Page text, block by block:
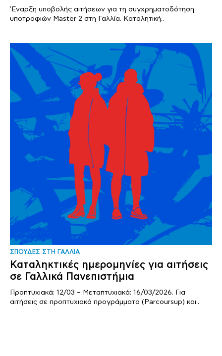
'Εναρξη υποβολής αιτήσεων για τη συγχρηματοδότηση
υποτροφιών Master 2 στη Γαλλία. Καταλητική..
ΣΠΟΥΔΕΣ ΣΤΗ ΓΑΛΛΙΑ
Καταληκτικές ημερομηνίες για αιτήσεις
σε Γαλλικά Πανεπιστήμια
Προπτυχιακά: 12/03 – Μεταπτυχιακά: 16/03/2026. Για
αιτήσεις σε προπτυχιακά προγράμματα (Parcoursup) και..